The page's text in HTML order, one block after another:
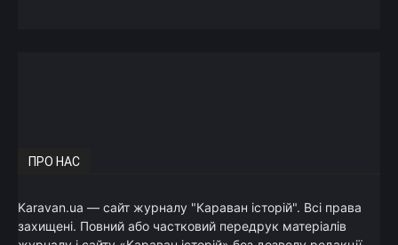
ПРО НАС
Karavan.ua — сайт журналу "Караван історій". Всі права
захищені. Повний або частковий передрук матеріалів